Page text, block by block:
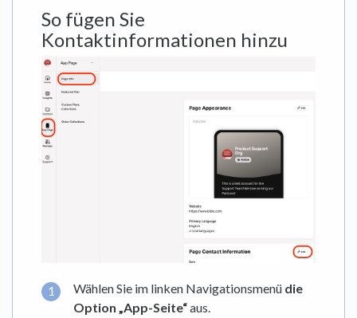
So fügen Sie
Kontaktinformationen hinzu
Wählen Sie im linken Navigationsmenü die
Option „App-Seite“aus.